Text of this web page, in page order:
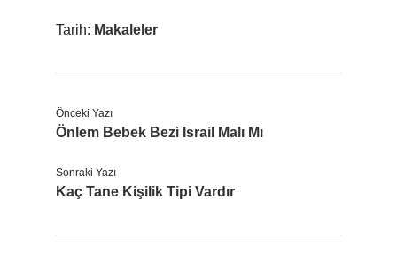
Tarih: Makaleler
Önceki Yazı
Önlem Bebek Bezi Israil Malı Mı
Sonraki Yazı
Kaç Tane Kişilik Tipi Vardır